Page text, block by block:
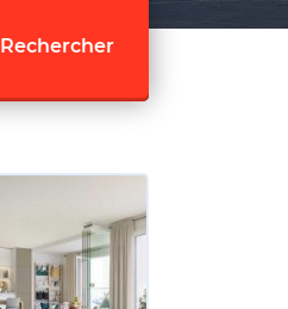
Rechercher